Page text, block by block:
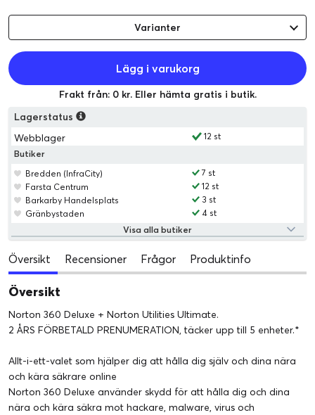
Varianter
Lägg i varukorg
Frakt från: 0 kr. Eller hämta gratis i butik.
Lagerstatus
Webblager
12 st
Butiker
Bredden (InfraCity)
7 st
Farsta Centrum
12 st
Barkarby Handelsplats
3 st
Gränbystaden
4 st
Visa alla butiker
Översikt Recensioner Frågor Produktinfo
Översikt
Norton 360 Deluxe + Norton Utilities Ultimate.
2 ÅRS FÖRBETALD PRENUMERATION, täcker upp till 5 enheter.*
Allt-i-ett-valet som hjälper dig att hålla dig själv och dina nära
och kära säkrare online
Norton 360 Deluxe använder skydd för att hålla dig och dina
nära och kära säkra mot hackare, malware, virus och